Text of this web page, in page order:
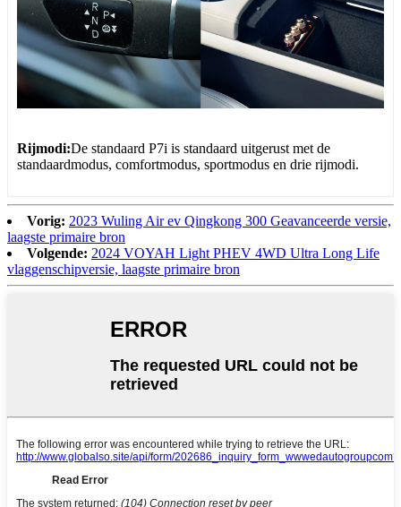
Rijmodi:De standaard P7i is standaard uitgerust met de
standaardmodus, comfortmodus, sportmodus en drie rijmodi.
Vorig: 2023 Wuling Air ev Qingkong 300 Geavanceerde versie,
laagste primaire bron
Volgende: 2024 VOYAH Light PHEV 4WD Ultra Long Life
vlaggenschipversie, laagste primaire bron